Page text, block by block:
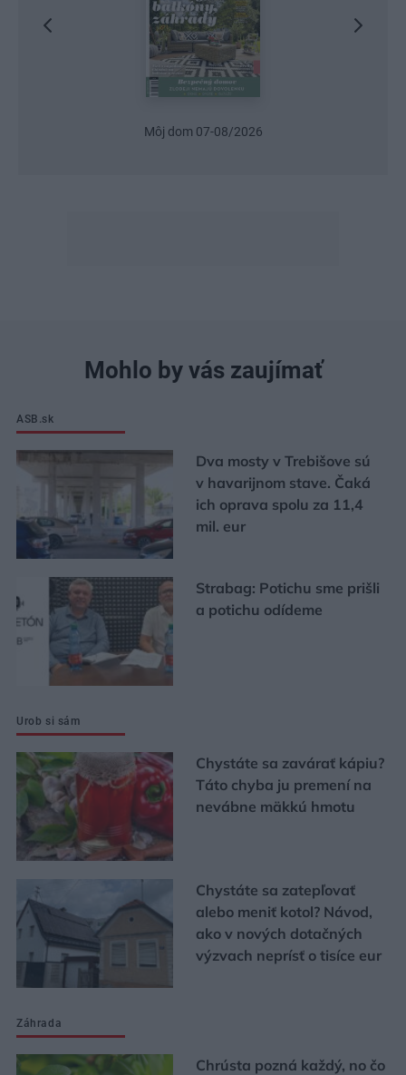
Môj dom 07-08/2026
Mohlo by vás zaujímať
ASB.sk
Dva mosty v Trebišove sú
v havarijnom stave. Čaká
ich oprava spolu za 11,4
mil. eur
Strabag: Potichu sme prišli
a potichu odídeme
Urob si sám
Chystáte sa zavárať kápiu?
Táto chyba ju premení na
nevábne mäkkú hmotu
Chystáte sa zatepľovať
alebo meniť kotol? Návod,
ako v nových dotačných
výzvach neprísť o tisíce eur
Záhrada
Chrústa pozná každý, no čo